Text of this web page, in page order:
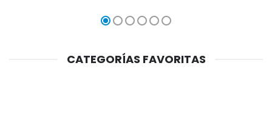
CATEGORÍAS FAVORITAS